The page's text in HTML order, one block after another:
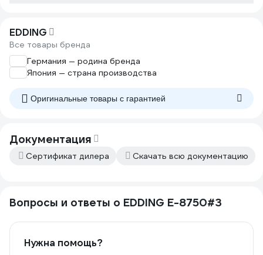
EDDING
Все товары бренда
Германия — родина бренда
Япония — страна производства
Оригинальные товары c гарантией
Документация
Сертификат дилера Скачать всю документацию
Вопросы и ответы о EDDING E-8750#3
Нужна помощь?